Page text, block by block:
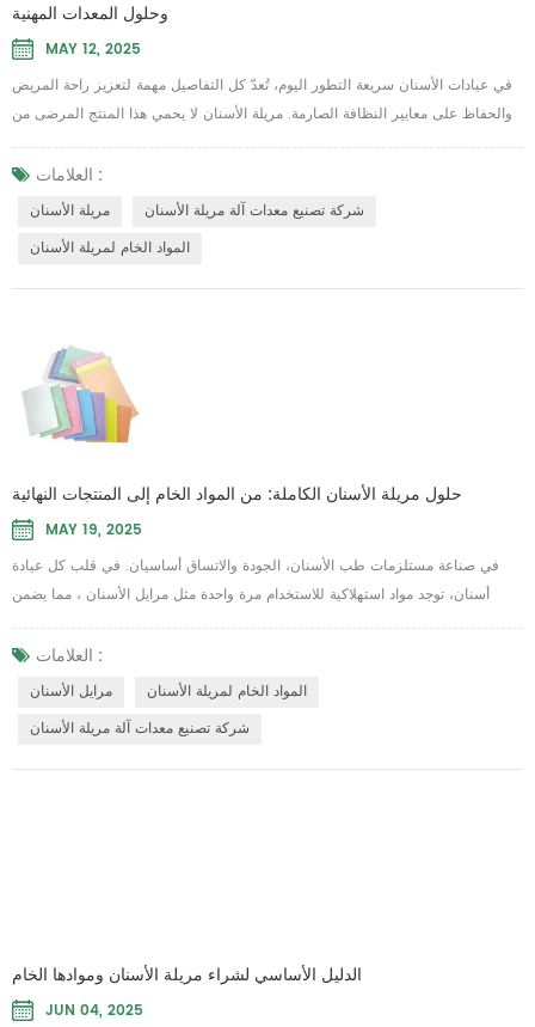
وحلول المعدات المهنية
MAY 12, 2025
في عيادات الأسنان سريعة التطور اليوم، تُعدّ كل التفاصيل مهمة لتعزيز راحة المريض
والحفاظ على معايير النظافة الصارمة. مريلة الأسنان لا يحمي هذا المنتج المرضى من
الانسكابات والرذاذ فحسب، بل يعكس أيضًا احترافية عيادتكم. باختيارك حل المريلة
المناسب، تضمن سير الإجراءات الطبية - من التنظيف الروتيني إلى عمليات الترميم
المعقدة - بسلاسة ودون قلق من التلوث المتبادل. عند الحصول على الإمدادات، يجب
العلامات :
مريلة الأسنان
شركة تصنيع معدات آلة مريلة الأسنان
المواد الخام لمريلة الأسنان
حلول مريلة الأسنان الكاملة: من المواد الخام إلى المنتجات النهائية
MAY 19, 2025
في صناعة مستلزمات طب الأسنان، الجودة والاتساق أساسيان. في قلب كل عيادة
أسنان، توجد مواد استهلاكية للاستخدام مرة واحدة مثل مرايل الأسنان ، مما يضمن
النظافة والراحة للمرضى. بصفتنا موردًا محترفًا، لا نتخصص فقط في إنتاج منتجات
عالية الجودة مرايل الأسنان ، ولكن تقدم أيضًا قسطًا المواد الخام لمريلة الأسنان ، مما
يمنح شركائنا حلاً شاملاً للإمدادات الموثوقة واحتياجات الإنتاج المخصصة. تُصنع مرايل
العلامات :
مرايل الأسنان
المواد الخام لمريلة الأسنان
شركة تصنيع معدات آلة مريلة الأسنان
الدليل الأساسي لشراء مريلة الأسنان وموادها الخام
JUN 04, 2025